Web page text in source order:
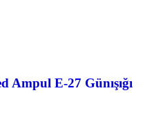
Ampul E-27 Günışığı